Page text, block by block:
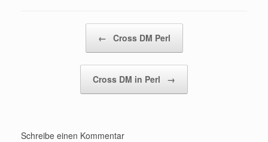
← Cross DM Perl
Cross DM in Perl →
Schreibe einen Kommentar